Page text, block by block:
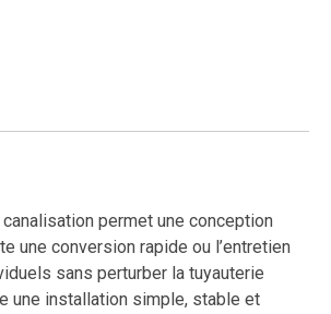
permet une conception
une conversion rapide ou l’entretien
sans perturber la tuyauterie
une installation simple, stable et